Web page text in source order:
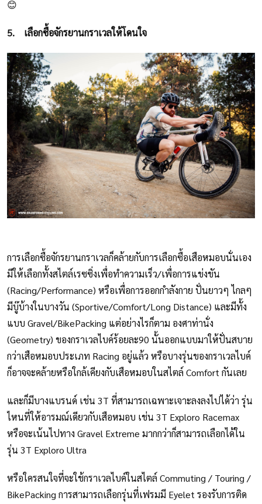
😊
5. เลือกซื้อจักรยานกราเวลให้โดนใจ
การเลือกซื้อจักรยานกราเวลก็คล้ายกับการเลือกซื้อเสือหมอบนั่นเอง
มีให้เลือกทั้งสไตล์เรซซิ่งเพื่อทำความเร็ว/เพื่อการแข่งขัน
(Racing/Performance) หรือเพื่อการออกกำลังกาย ปั่นยาวๆ ไกลๆ
มีบู๊บ้างในบางวัน (Sportive/Comfort/Long Distance) และมีทั้ง
แบบ Gravel/BikePacking แต่อย่างไรก็ตาม องศาท่านั่ง
(Geometry) ของกราเวลไบค์ร้อยละ90 นั้นออกแบบมาให้ปั่นสบาย
กว่าเสือหมอบประเภท Racing อยู่แล้ว หรือบางรุ่นของกราเวลไบค์
ก็อาจจะคล้ายหรือใกล้เคียงกับเสือหมอบในสไตล์ Comfort กันเลย
และก็มีบางแบรนด์ เช่น 3T ที่สามารถเฉพาะเจาะลงลงไปได้ว่า รุ่น
ไหนที่ให้อารมณ์เดียวกับเสือหมอบ เช่น 3T Exploro Racemax
หรือจะเน้นไปทาง Gravel Extreme มากกว่าก็สามารถเลือกได้ใน
รุ่น 3T Exploro Ultra
หรือใครสนใจที่จะใช้กราเวลไบค์ในสไตล์ Commuting / Touring /
BikePacking การสามารถเลือกรุ่นที่เฟรมมี Eyelet รองรับการติด